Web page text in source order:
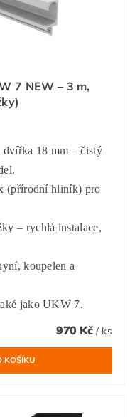
7 NEW – 3 m,
18 mm – čistý
(přírodní hliník) pro
– rychlá instalace,
koupelen a
jako UKW 7.
970 Kč / ks